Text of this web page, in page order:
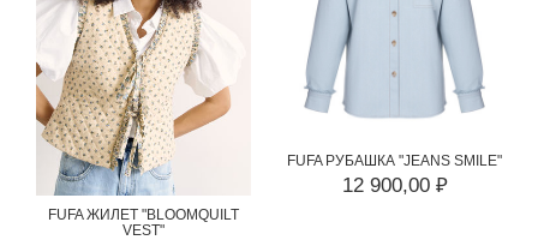
FUFA ЖИЛЕТ "BLOOMQUILT
VEST"
FUFA РУБАШКА "JEANS SMILE"
12 900,00 ₽